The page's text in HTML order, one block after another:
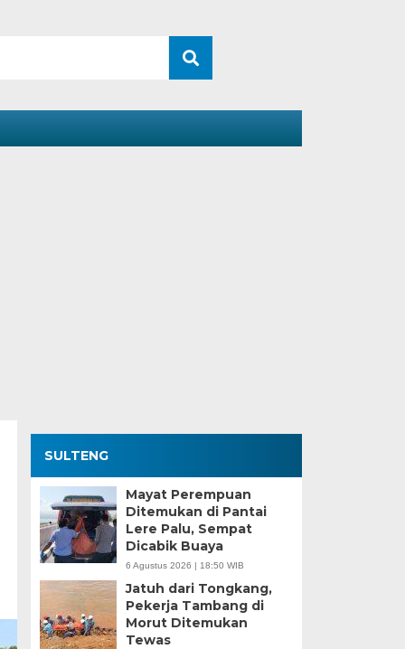
SULTENG
Mayat Perempuan
Ditemukan di Pantai
Lere Palu, Sempat
Dicabik Buaya
6 Agustus 2026 | 18:50 WIB
Jatuh dari Tongkang,
Pekerja Tambang di
Morut Ditemukan
Tewas